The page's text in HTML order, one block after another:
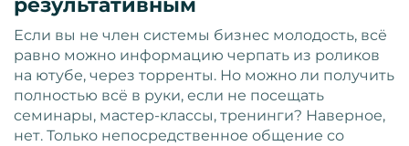
результативным
Если вы не член системы бизнес молодость, всё
равно можно информацию черпать из роликов
на ютубе, через торренты. Но можно ли получить
полностью всё в руки, если не посещать
семинары, мастер-классы, тренинги? Наверное,
нет. Только непосредственное общение со